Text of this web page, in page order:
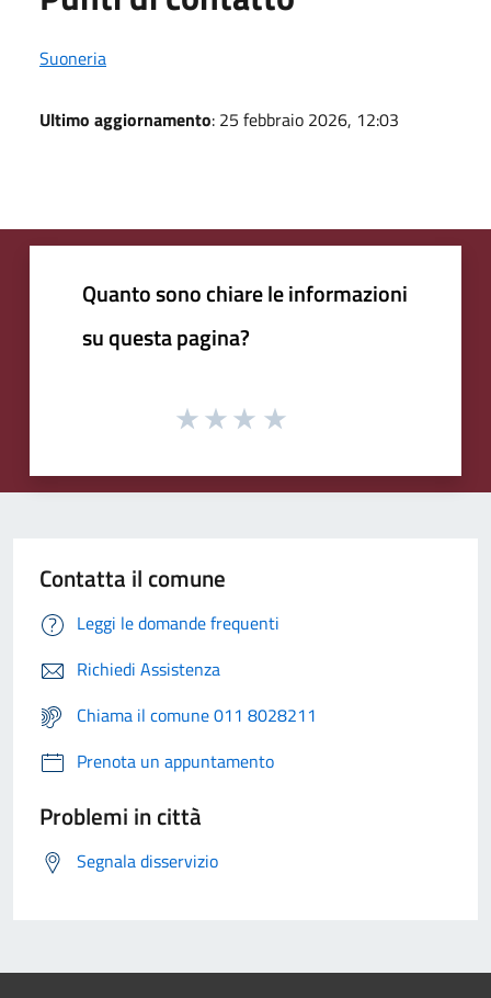
Suoneria
Ultimo aggiornamento: 25 febbraio 2026, 12:03
Quanto sono chiare le informazioni
su questa pagina?
Contatta il comune
Leggi le domande frequenti
Richiedi Assistenza
Chiama il comune 011 8028211
Prenota un appuntamento
Problemi in città
Segnala disservizio